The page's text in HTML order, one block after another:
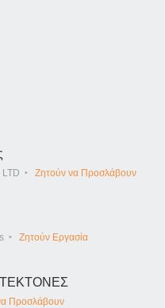
Ζητούν να Προσλάβουν
Ζητούν Εργασία
Προσλάβουν